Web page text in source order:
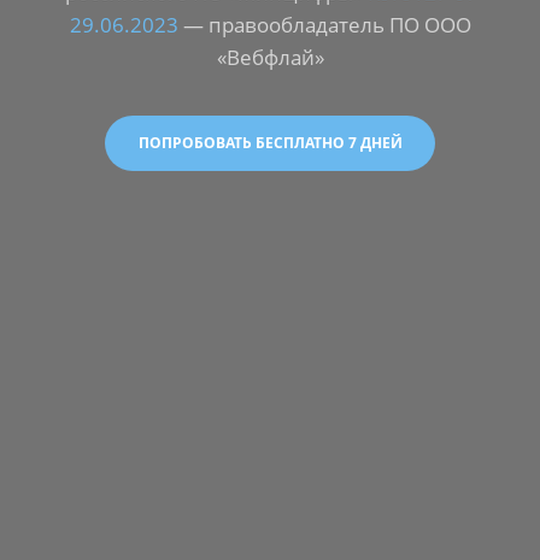
29.06.2023 — правообладатель ПО ООО
«Вебфлай»
ПОПРОБОВАТЬ БЕСПЛАТНО 7 ДНЕЙ